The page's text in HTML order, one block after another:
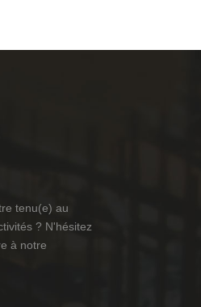
tenu(e) au
? N'hésitez
à notre